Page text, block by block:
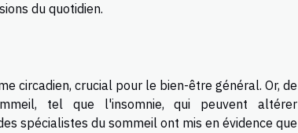
du quotidien.
circadien, crucial pour le bien-être général. Or, de
tel que l'insomnie, qui peuvent altérer
spécialistes du sommeil ont mis en évidence que